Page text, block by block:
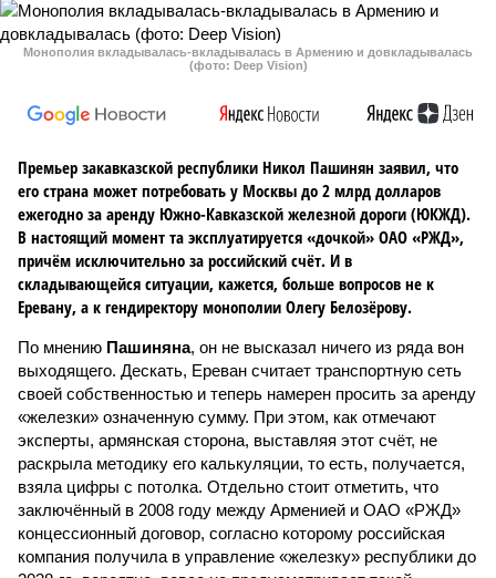
Монополия вкладывалась-вкладывалась в Армению и довкладывалась
(фото: Deep Vision)
Премьер закавказской республики Никол Пашинян заявил, что
его страна может потребовать у Москвы до 2 млрд долларов
ежегодно за аренду Южно-Кавказской железной дороги (ЮКЖД).
В настоящий момент та эксплуатируется «дочкой» ОАО «РЖД»,
причём исключительно за российский счёт. И в
складывающейся ситуации, кажется, больше вопросов не к
Еревану, а к гендиректору монополии Олегу Белозёрову.
По мнению Пашиняна, он не высказал ничего из ряда вон
выходящего. Дескать, Ереван считает транспортную сеть
своей собственностью и теперь намерен просить за аренду
«железки» означенную сумму. При этом, как отмечают
эксперты, армянская сторона, выставляя этот счёт, не
раскрыла методику его калькуляции, то есть, получается,
взяла цифры с потолка. Отдельно стоит отметить, что
заключённый в 2008 году между Арменией и ОАО «РЖД»
концессионный договор, согласно которому российская
компания получила в управление «железку» республики до